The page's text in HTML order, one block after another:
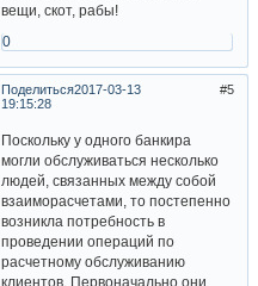
вещи, скот, рабы!
0
Поделиться 5
2017-03-13
19:15:28
Поскольку у одного банкира
могли обслуживаться несколько
людей, связанных между собой
взаиморасчетами, то постепенно
возникла потребность в
проведении операций по
расчетному обслуживанию
клиентов. Первоначально они